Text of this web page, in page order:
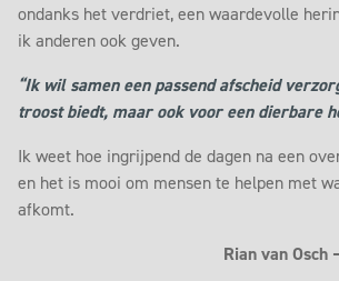
ondanks het verdriet, een waardevolle
ik anderen ook geven.
“Ik wil samen een passend afscheid
troost biedt, maar ook voor een dierbare
Ik weet hoe ingrijpend de dagen na een
en het is mooi om mensen te helpen met
afkomt.
Rian van